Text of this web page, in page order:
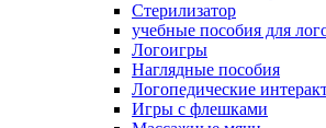
Стерилизатор
учебные пособия для
Логоигры
Наглядные пособия
Логопедические
Игры с флешками